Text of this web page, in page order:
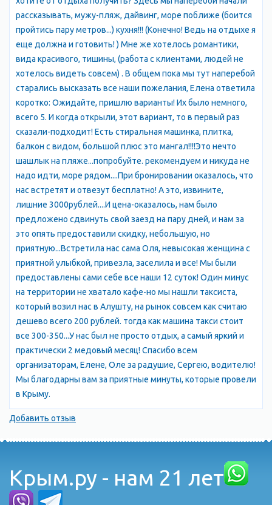
рассказывать, мужу-пляж, дайвинг, море поближе (боится
пройтись пару метров...) кухня!!! (Конечно! Ведь на отдыхе я
еще должна и готовить! ) Мне же хотелось романтики,
вида красивого, тишины, (работа с клиентами, людей не
хотелось видеть совсем) . В общем пока мы тут наперебой
старались высказать все наши пожелания, Елена ответила
коротко: Ожидайте, пришлю варианты! Их было немного,
всего 5. И когда открыли, этот вариант, то в первый раз
сказали-подходит! Есть стиральная машинка, плитка,
балкон с видом, большой плюс это мангал!!!!Это нечто
шашлык на пляже...попробуйте. рекомендуем и никуда не
надо идти, море рядом....При бронировании оказалось, что
нас встретят и отвезут бесплатно! А это, извините,
лишние 3000рублей....И цена-оказалось, нам было
предложено сдвинуть свой заезд на пару дней, и нам за
это опять предоставили скидку, небольшую, но
приятную...Встретила нас сама Оля, невысокая женщина с
приятной улыбкой, привезла, заселила и все! Мы были
предоставлены сами себе все наши 12 суток! Один минус
на территории не хватало кафе-но мы нашли таксиста,
который возил нас в Алушту, на рынок совсем как считаю
дешево всего 200 рублей. тогда как машина такси стоит
все 300-350...У нас был не просто отдых, а самый яркий и
практически 2 медовый месяц! Спасибо всем
организаторам, Елене, Оле за радушие, Сергею, водителю!
Мы благодарны вам за приятные минуты, которые провели
в Крыму.
Добавить отзыв
Крым.ру - нам 21 лет